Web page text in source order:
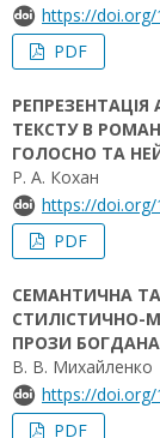
https://doi.org/
PDF
ТЕКСТУ В
ГОЛОСНО ТА
Р. А. Кохан
https://doi.org/
PDF
СЕМАНТИЧНА
СТИЛІСТИЧНО-
ПРОЗИ
В. В. Михайленко
https://doi.org/
PDF